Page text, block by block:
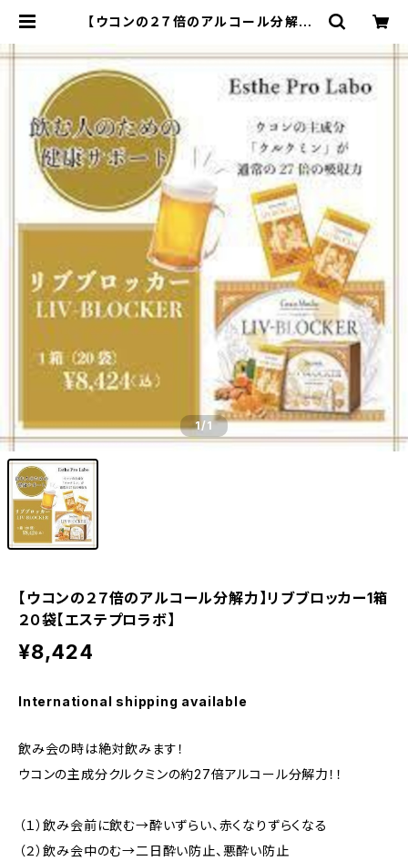
【ウコンの２７倍のアルコール分解力】
ラボ】 | ダイエット専門商品サイト
1/1
【ウコンの２７倍のアルコール分解力】リブブロッカー1箱
２０袋【エステプロラボ】
¥8,424
International shipping available
飲み会の時は絶対飲みます！
ウコンの主成分クルクミンの約27倍アルコール分解力！！
（１）飲み会前に飲む→酔いずらい、赤くなりずらくなる
（２）飲み会中のむ→二日酔い防止、悪酔い防止